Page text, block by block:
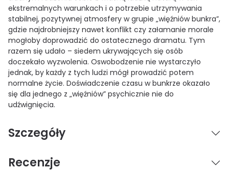
ekstremalnych warunkach i o potrzebie utrzymywania
stabilnej, pozytywnej atmosfery w grupie „więźniów bunkra”,
gdzie najdrobniejszy nawet konflikt czy załamanie morale
mogłoby doprowadzić do ostatecznego dramatu. Tym
razem się udało – siedem ukrywających się osób
doczekało wyzwolenia. Oswobodzenie nie wystarczyło
jednak, by każdy z tych ludzi mógł prowadzić potem
normalne życie. Doświadczenie czasu w bunkrze okazało
się dla jednego z „więźniów” psychicznie nie do
udźwignięcia.
Szczegóły
Recenzje